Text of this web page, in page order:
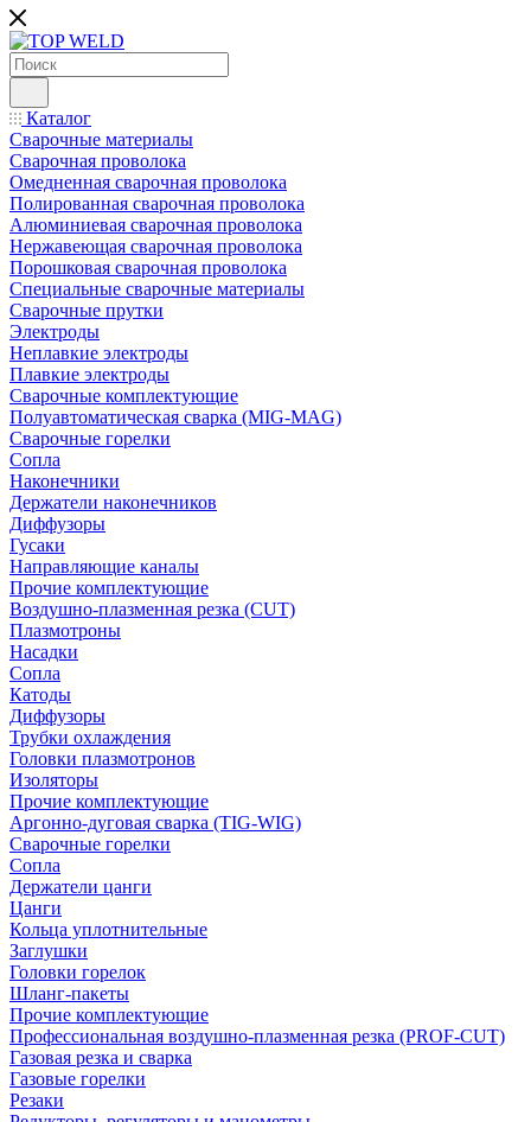
Каталог
Сварочные материалы
Сварочная проволока
Омедненная сварочная проволока
Полированная сварочная проволока
Алюминиевая сварочная проволока
Нержавеющая сварочная проволока
Порошковая сварочная проволока
Специальные сварочные материалы
Сварочные прутки
Электроды
Неплавкие электроды
Плавкие электроды
Сварочные комплектующие
Полуавтоматическая сварка (MIG-MAG)
Сварочные горелки
Сопла
Наконечники
Держатели наконечников
Диффузоры
Гусаки
Направляющие каналы
Прочие комплектующие
Воздушно-плазменная резка (CUT)
Плазмотроны
Насадки
Сопла
Катоды
Диффузоры
Трубки охлаждения
Головки плазмотронов
Изоляторы
Прочие комплектующие
Аргонно-дуговая сварка (TIG-WIG)
Сварочные горелки
Сопла
Держатели цанги
Цанги
Кольца уплотнительные
Заглушки
Головки горелок
Шланг-пакеты
Прочие комплектующие
Профессиональная воздушно-плазменная резка (PROF-CUT)
Газовая резка и сварка
Газовые горелки
Резаки